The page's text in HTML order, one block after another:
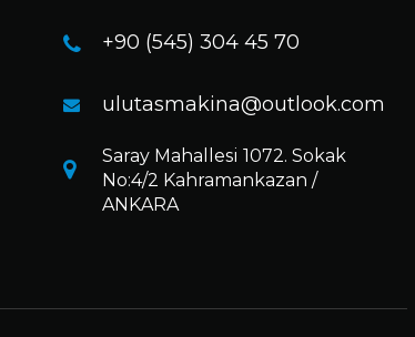
+90 (545) 304 45 70
ulutasmakina@outlook.com
Saray Mahallesi 1072. Sokak
No:4/2 Kahramankazan /
ANKARA